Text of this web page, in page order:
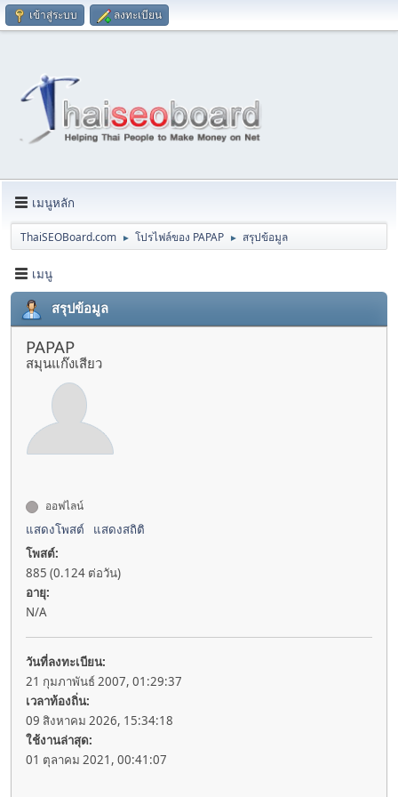
เข้าสู่ระบบ ลงทะเบียน
เมนูหลัก
ThaiSEOBoard.com ► โปรไฟล์ของ PAPAP ► สรุปข้อมูล
เมนู
สรุปข้อมูล
PAPAP
สมุนแก๊งเสียว
ออฟไลน์
แสดงโพสต์
แสดงสถิติ
โพสต์:
885 (0.124 ต่อวัน)
อายุ:
N/A
วันที่ลงทะเบียน:
21 กุมภาพันธ์ 2007, 01:29:37
เวลาท้องถิ่น:
09 สิงหาคม 2026, 15:34:18
ใช้งานล่าสุด:
01 ตุลาคม 2021, 00:41:07